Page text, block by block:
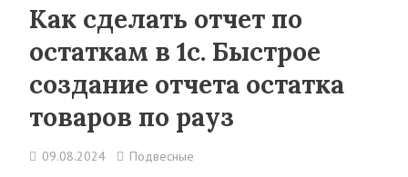
Как сделать отчет по
остаткам в 1с. Быстрое
создание отчета остатка
товаров по рауз
09.08.2024 Подвесные